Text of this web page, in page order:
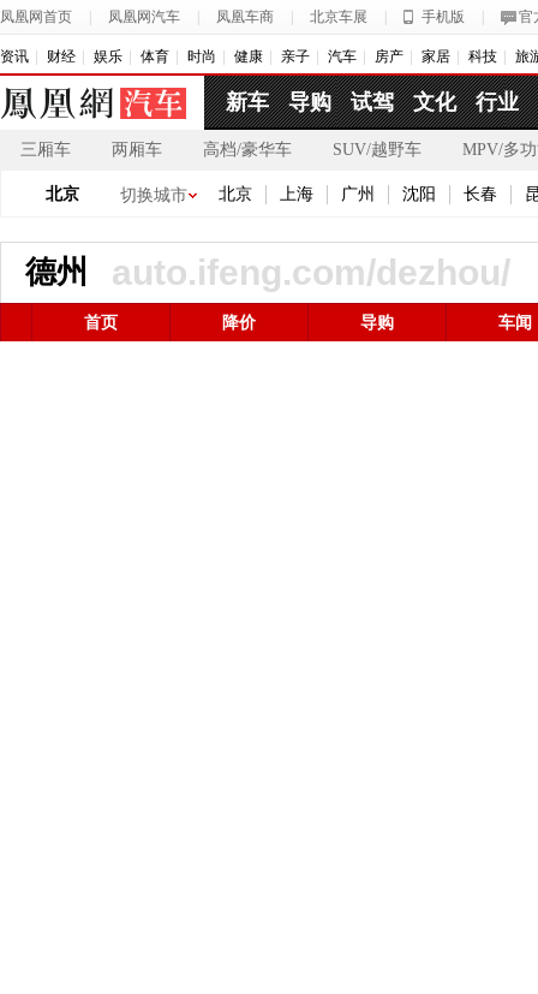
凤凰网首页 凤凰网汽车 凤凰车商 北京车展 手机版 官
资讯 财经 娱乐 体育 时尚 健康 亲子 汽车 房产 家居 科技 旅
新车 导购 试驾 文化 行业
三厢车 两厢车 高档/豪华车 SUV/越野车 MPV/多
北京 切换城市 北京 上海 广州 沈阳 长春
德州 auto.ifeng.com/dezhou/
首页 降价 导购 车闻